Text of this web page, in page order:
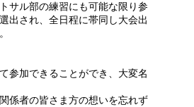
サル部の練習にも可能な限り参
出され、全日程に帯同し大会出
参加できることができ、大変名
係者の皆さま方の想いを忘れず